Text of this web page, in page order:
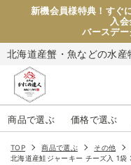
新機会員様特典！すぐ
入
バースデー
北海道産蟹・魚などの水産
商品で選ぶ 価格で選ぶ
TOP 商品で選ぶ
その他
北海道産鮭ジャーキー チーズ入 1